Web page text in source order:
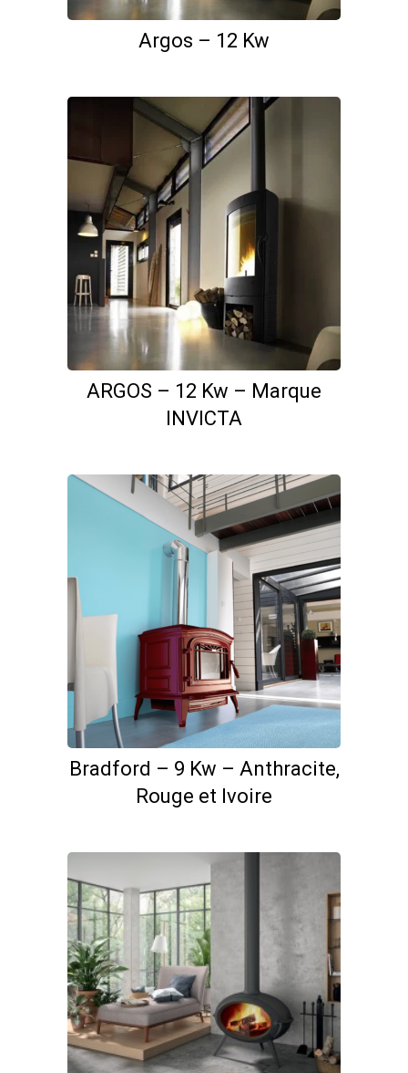
Argos – 12 Kw
ARGOS – 12 Kw – Marque
INVICTA
Bradford – 9 Kw – Anthracite,
Rouge et Ivoire